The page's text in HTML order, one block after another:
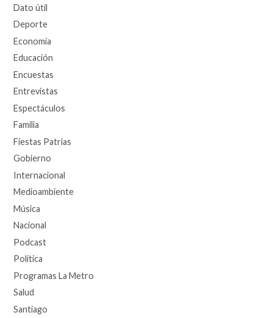
Dato útil
Deporte
Economía
Educación
Encuestas
Entrevistas
Espectáculos
Familia
Fiestas Patrias
Gobierno
Internacional
Medioambiente
Música
Nacional
Podcast
Política
Programas La Metro
Salud
Santiago